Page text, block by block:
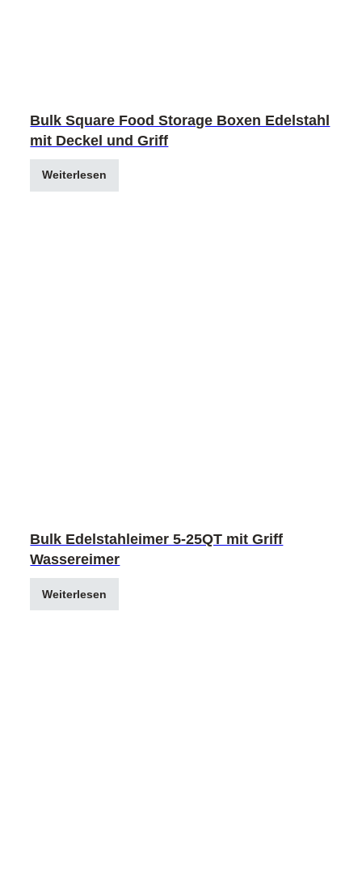
Bulk Square Food Storage Boxen Edelstahl
mit Deckel und Griff
Weiterlesen
Bulk Edelstahleimer 5-25QT mit Griff
Wassereimer
Weiterlesen